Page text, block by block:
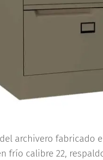
archivero fabricado
frío calibre 22,